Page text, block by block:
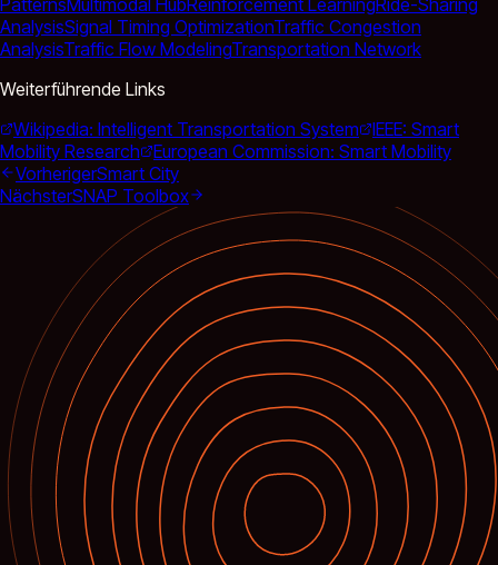
PatternsMultimodal HubReinforcement LearningRide-Sharing
AnalysisSignal Timing OptimizationTraffic Congestion
AnalysisTraffic Flow ModelingTransportation Network
Weiterführende Links
Wikipedia: Intelligent Transportation System
IEEE: Smart
Mobility Research
European Commission: Smart Mobility
VorherigerSmart City
NächsterSNAP Toolbox